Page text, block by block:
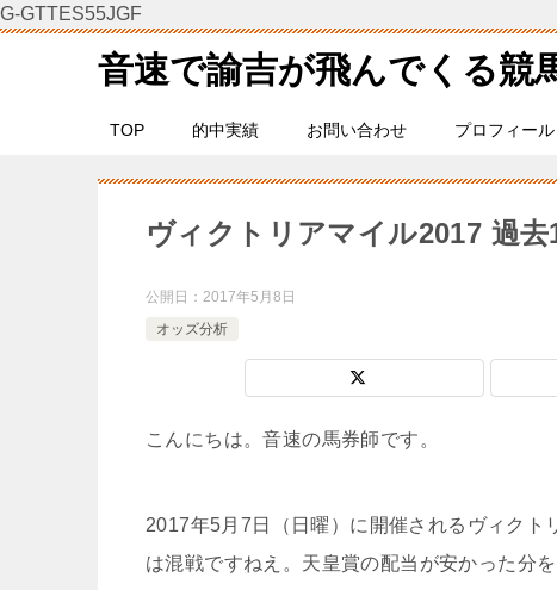
G-GTTES55JGF
音速で諭吉が飛んでくる競
TOP 的中実績 お問い合わせ プロフィール
ヴィクトリアマイル2017 過
公開日： 2017年5月8日
オッズ分析
こんにちは。音速の馬券師です。
2017年5月7日（日曜）に開催されるヴィクト
は混戦ですねえ。天皇賞の配当が安かった分